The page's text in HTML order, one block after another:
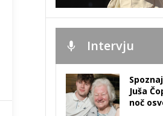
Intervju
Juša
noč